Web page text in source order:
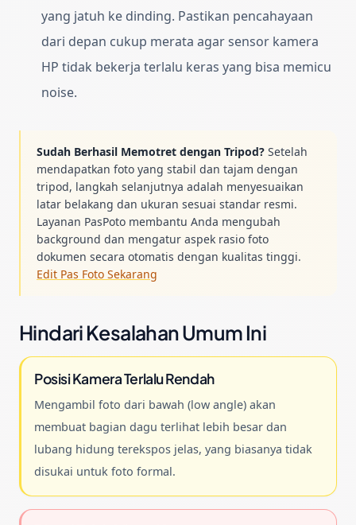
yang jatuh ke dinding. Pastikan pencahayaan
dari depan cukup merata agar sensor kamera
HP tidak bekerja terlalu keras yang bisa memicu
noise.
Sudah Berhasil Memotret dengan Tripod? Setelah
mendapatkan foto yang stabil dan tajam dengan
tripod, langkah selanjutnya adalah menyesuaikan
latar belakang dan ukuran sesuai standar resmi.
Layanan PasPoto membantu Anda mengubah
background dan mengatur aspek rasio foto
dokumen secara otomatis dengan kualitas tinggi.
Edit Pas Foto Sekarang
Hindari Kesalahan Umum Ini
Posisi Kamera Terlalu Rendah
Mengambil foto dari bawah (low angle) akan
membuat bagian dagu terlihat lebih besar dan
lubang hidung terekspos jelas, yang biasanya tidak
disukai untuk foto formal.